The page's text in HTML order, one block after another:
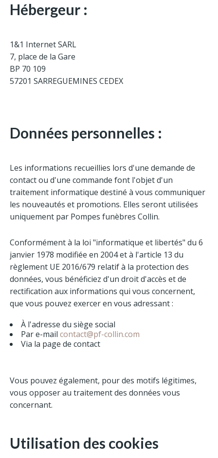
Hébergeur :
1&1 Internet SARL
7, place de la Gare
BP 70 109
57201 SARREGUEMINES CEDEX
Données personnelles :
Les informations recueillies lors d'une demande de
contact ou d'une commande font l'objet d'un
traitement informatique destiné à vous communiquer
les nouveautés et promotions. Elles seront utilisées
uniquement par Pompes funèbres Collin.
Conformément à la loi "informatique et libertés" du 6
janvier 1978 modifiée en 2004 et à l'article 13 du
règlement UE 2016/679 relatif à la protection des
données, vous bénéficiez d'un droit d'accès et de
rectification aux informations qui vous concernent,
que vous pouvez exercer en vous adressant :
À l'adresse du siège social
Par e-mail contact@pf-collin.com
Via la page de contact
Vous pouvez également, pour des motifs légitimes,
vous opposer au traitement des données vous
concernant.
Utilisation des cookies